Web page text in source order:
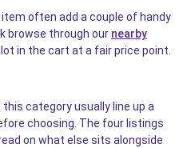
often add a couple of handy
browse through our nearby
in the cart at a fair price point.
category usually line up a
choosing. The four listings
on what else sits alongside